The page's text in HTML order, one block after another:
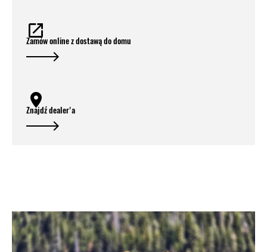
Zamów online z dostawą do domu
Znajdź dealer'a